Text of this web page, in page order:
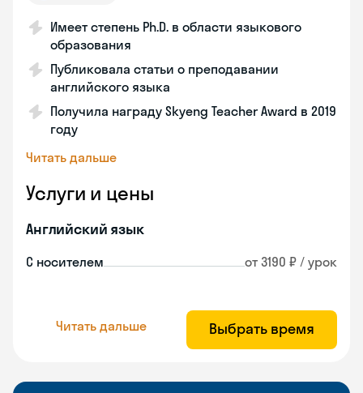
Имеет степень Ph.D. в области языкового
образования
Публиковала статьи о преподавании
английского языка
Получила награду Skyeng Teacher Award в 2019
году
Читать дальше
Услуги и цены
Английский язык
С носителем от 3190 ₽ / урок
Читать дальше Выбрать время